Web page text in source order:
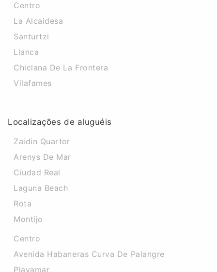
Centro
La Alcaidesa
Santurtzi
Llanca
Chiclana De La Frontera
Vilafames
Localizações de aluguéis
Zaidin Quarter
Arenys De Mar
Ciudad Real
Laguna Beach
Rota
Montijo
Centro
Avenida Habaneras Curva De Palangre
Playamar